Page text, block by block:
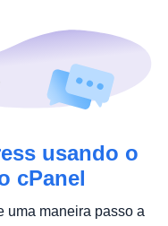
usando o
cPanel
uma maneira passo a